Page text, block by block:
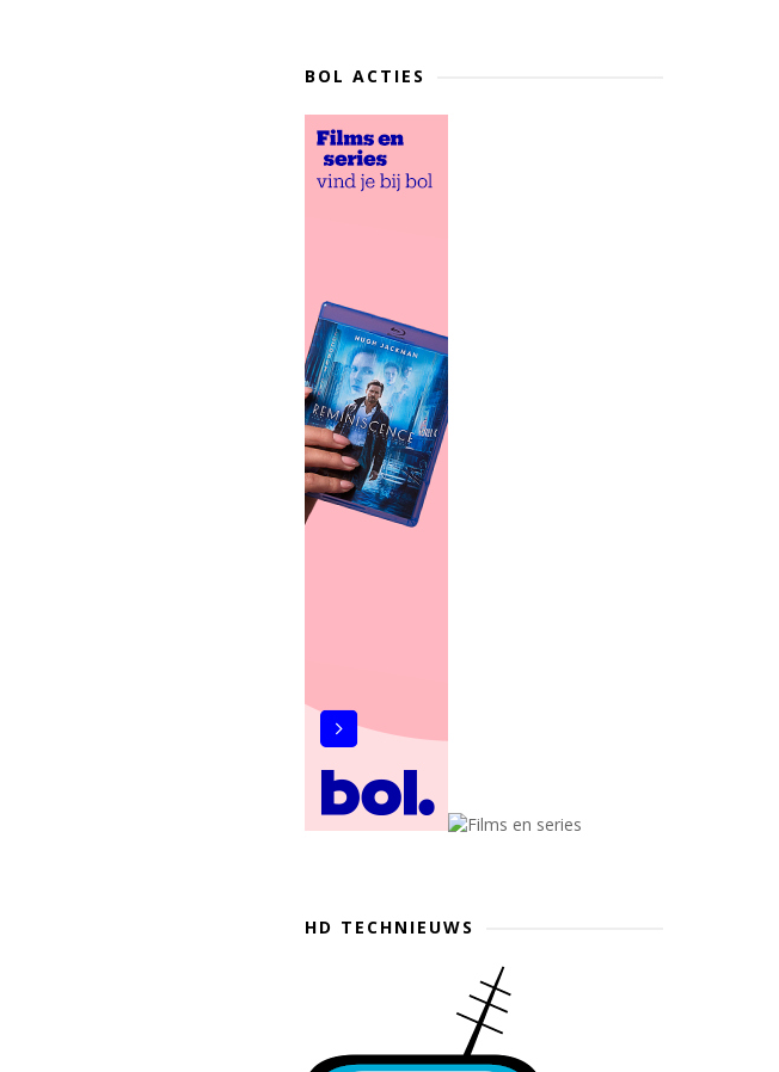
BOL ACTIES
HD TECHNIEUWS